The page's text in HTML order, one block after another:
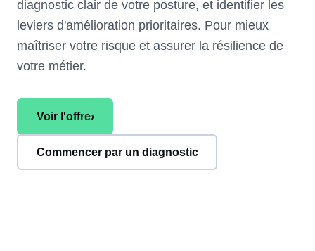
diagnostic clair de votre posture, et identifier les
leviers d'amélioration prioritaires. Pour mieux
maîtriser votre risque et assurer la résilience de
votre métier.
Voir l'offre›
Commencer par un diagnostic